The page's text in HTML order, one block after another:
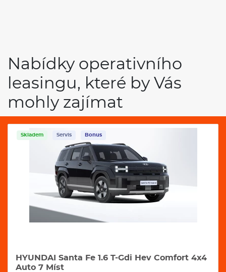
Nabídky operativního
leasingu, které by Vás
mohly zajímat
4x4
Servis Bonus
VW Tayron 2,0 Tdi 142 kW 4motion R-Line
DSG automat